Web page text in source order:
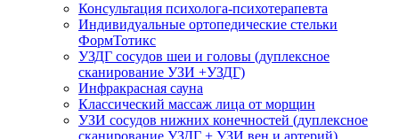
Консультация психолога-психотерапевта
Индивидуальные ортопедические стельки
ФормТотикс
УЗДГ сосудов шеи и головы (дуплексное
сканирование УЗИ +УЗДГ)
Инфракрасная сауна
Классический массаж лица от морщин
УЗИ сосудов нижних конечностей (дуплексное
сканирование УЗДГ + УЗИ вен и артерий)